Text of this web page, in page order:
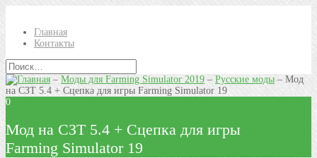
Главная
Контакты
–Моды для Farming Simulator 2019 – Русские моды – Мод
на СЗТ 5.4 + Сцепка для игры Farming Simulator 19
0
Мод на СЗТ 5.4 + Сцепка для игры
Farming Simulator 19